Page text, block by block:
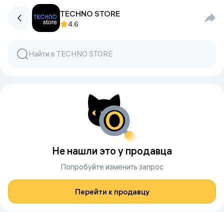
TECHNO STORE
4.6
Не нашли это у продавца
Попробуйте изменить запрос
Перейти к продавцу